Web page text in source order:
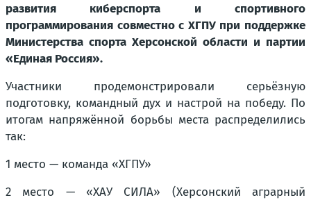
развития киберспорта и спортивного
программирования совместно с ХГПУ при поддержке
Министерства спорта Херсонской области и партии
«Единая Россия».
Участники продемонстрировали серьёзную
подготовку, командный дух и настрой на победу. По
итогам напряжённой борьбы места распределились
так:
1 место — команда «ХГПУ»
2 место — «ХАУ СИЛА» (Херсонский аграрный